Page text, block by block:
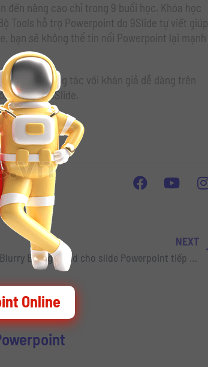
nâng cao chỉ trong 9 buổi học. Khóa học
Tools hỗ trợ Powerpoint do 9Slide tự viết giúp
bạn sẽ không thể tin nổi Powerpoint lại mạnh
– Tương tác với khán giả dễ dàng trên
học của 9Slide.
NEXT
9Slide | 16 Blurry Background cho slide Powerpoint tiếp theo của bạn
Online